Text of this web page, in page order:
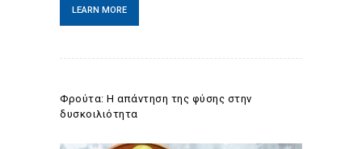
LEARN MORE
Φρούτα: Η απάντηση της φύσης στην
δυσκοιλιότητα